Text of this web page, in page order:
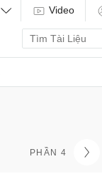
Video
Enter
search
term
PHẦN 4